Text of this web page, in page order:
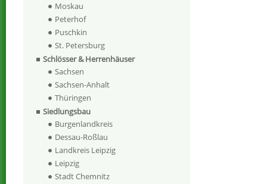
Moskau
Peterhof
Puschkin
St. Petersburg
Schlösser & Herrenhäuser
Sachsen
Sachsen-Anhalt
Thüringen
Siedlungsbau
Burgenlandkreis
Dessau-Roßlau
Landkreis Leipzig
Leipzig
Stadt Chemnitz